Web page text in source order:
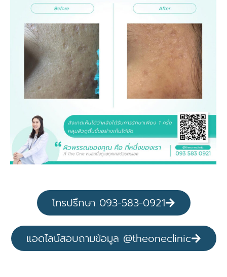
โทรปรึกษา 093-583-0921
แอดไลน์สอบถามข้อมูล @theoneclinic